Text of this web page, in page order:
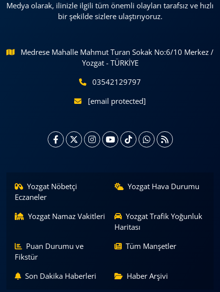
Medya olarak, ilinizle ilgili tüm önemli olayları tarafsız ve hızlı
bir şekilde sizlere ulaştırıyoruz.
Medrese Mahalle Mahmut Turan Sokak No:6/10 Merkez /
Yozgat - TÜRKİYE
03542129797
[email protected]
Yozgat Nöbetçi
Eczaneler
Yozgat Hava Durumu
Yozgat Namaz Vakitleri
Yozgat Trafik Yoğunluk
Haritası
Puan Durumu ve
Fikstür
Tüm Manşetler
Son Dakika Haberleri Haber Arşivi